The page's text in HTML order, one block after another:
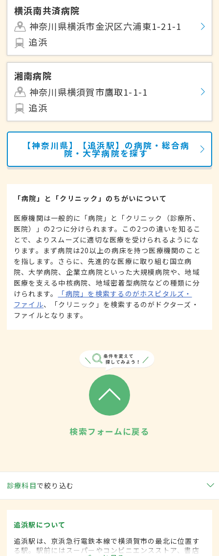
横浜南共済病院
神奈川県横浜市金沢区六浦東1-21-1
追浜
湘南病院
神奈川県横須賀市鷹取1-1-1
追浜
【神奈川県】【追浜駅】の病院・総合病
院・大学病院を探す
「病院」と「クリニック」のちがいについて
医療機関は一般的に「病院」と「クリニック（診療所、
医院）」の2つに分けられます。この2つの違いを知るこ
とで、よりスムーズに適切な医療を受けられるようにな
ります。まず病院は20以上の病床を持つ医療機関のこと
を指します。さらに、先進的な医療に取り組む国立病
院、大学病院、企業立病院といった大規模病院や、地域
医療を支える中核病院、地域密着型病院などの種類に分
けられます。
「病院」を検索するのがホスピタルズ・
ファイル、「クリニック」を検索するのがドクターズ・
ファイルとなります。
検索フォームに戻る
診療科目で絞り込む
追浜駅について
追浜駅は、京浜急行電鉄本線で横須賀市の最北に位置す
る駅。駅前にはスーパーやコンビニエンスストア、書店